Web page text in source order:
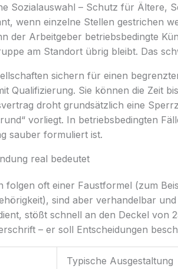
Sozialauswahl – Schutz für Ältere,
wenn einzelne Stellen gestrichen
der Arbeitgeber betriebsbedingte
am Standort übrig bleibt. Das
sichern für einen
Qualifizierung. Sie können die Zeit
droht grundsätzlich eine
vorliegt. In betriebsbedingten
sauber formuliert ist.
real bedeutet
folgen oft einer Faustformel (zum
sind aber verhandelbar
stößt schnell an den Deckel von
– er soll Entscheidungen
Typische Ausgestaltung